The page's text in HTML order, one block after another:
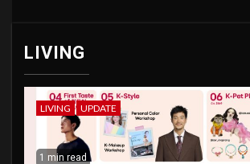
LIVING
LIVING UPDATE
1 min read